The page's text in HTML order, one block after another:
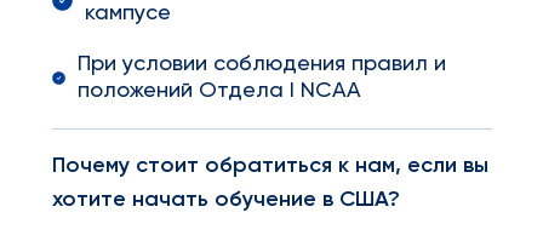
кампусе
При условии соблюдения правил и
положений Отдела I NCAA
Почему стоит обратиться к нам, если вы
хотите начать обучение в США?